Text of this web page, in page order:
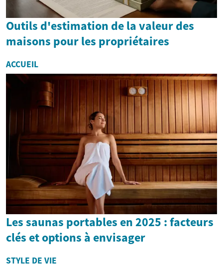
Outils d'estimation de la valeur des
maisons pour les propriétaires
ACCUEIL
Les saunas portables en 2025 : facteurs
clés et options à envisager
STYLE DE VIE